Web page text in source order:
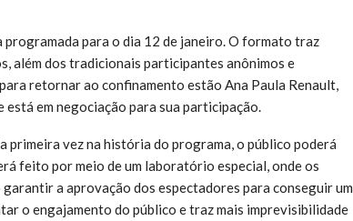
para o dia 12 de janeiro. O formato traz
além dos tradicionais participantes anônimos e
retornar ao confinamento estão Ana Paula Renault,
está em negociação para sua participação.
primeira vez na história do programa, o público poderá
feito por meio de um laboratório especial, onde os
a aprovação dos espectadores para conseguir um
o engajamento do público e traz mais imprevisibilidade